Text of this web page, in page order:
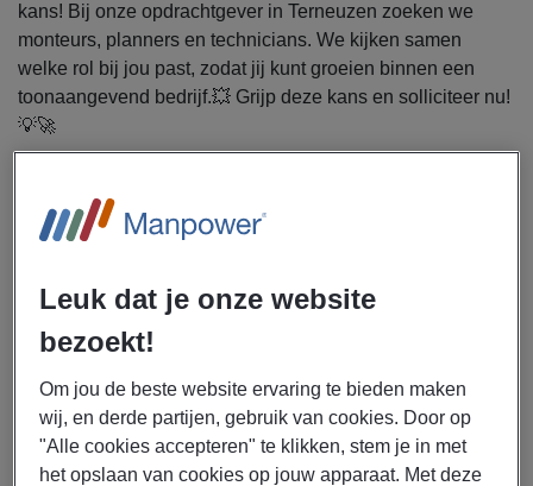
kans! Bij onze opdrachtgever in Terneuzen zoeken we
monteurs, planners en technicians. We kijken samen
welke rol bij jou past, zodat jij kunt groeien binnen een
toonaangevend bedrijf.💥 Grijp deze kans en solliciteer nu!
💡🚀
naar nieuwe technische talenten!
slag als Planner, Technician of Turnaround Specialist. Jij
betrouwbaarheid van installaties.
🔹Onderhoud & storingen– Diagnoses stellen,
storingen verhelpen en onderhoud uitvoeren
Preventief onderhoud– Inspecties en
Leuk dat je onze website
bezoekt!
Om jou de beste website ervaring te bieden maken
wij, en derde partijen, gebruik van cookies. Door op
"Alle cookies accepteren" te klikken, stem je in met
het opslaan van cookies op jouw apparaat. Met deze